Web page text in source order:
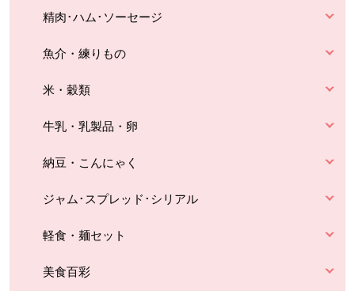
精肉･ハム･ソーセージ
魚介・練りもの
米・穀類
牛乳・乳製品・卵
納豆・こんにゃく
ジャム･スプレッド･シリアル
軽食・麺セット
美食百彩